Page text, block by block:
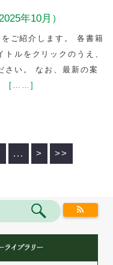
年10月）
ご紹介します。 各書籍
ルをクリックのうえ、
さい。 なお、最新の案
[……]
... > >>